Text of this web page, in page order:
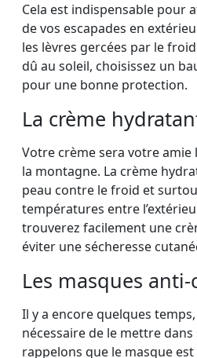
Cela est indispensable pour
de vos escapades en
les lèvres gercées par le
dû au soleil, choisissez un
pour une bonne protection.
La crème
Votre crème sera votre amie
la montagne. La crème
peau contre le froid et
températures entre
trouverez facilement une
éviter une sécheresse
Les masques anti-
Il y a encore quelques temps,
nécessaire de le mettre dans
rappelons que le masque